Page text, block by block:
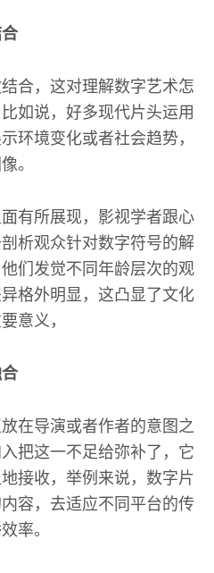
合，这对理解数字艺术怎
如说，好多现代片头运用
环境变化或者社会趋势，
。
有所展现，影视学者跟心
析观众针对数字符号的解
们发觉不同年龄层次的观
格外明显，这凸显了文化
意义，
在导演或者作者的意图之
把这一不足给弥补了，它
接收，举例来说，数字片
容，去适应不同平台的传
率。